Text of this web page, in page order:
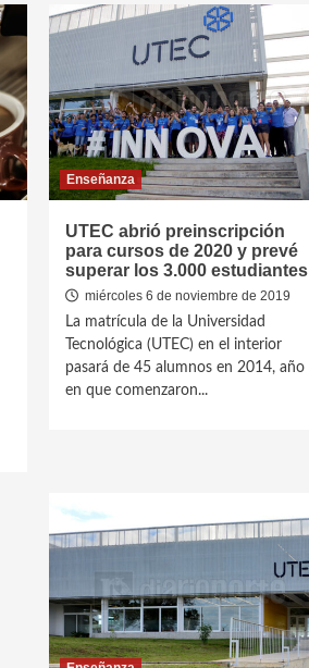
Enseñanza
UTEC abrió preinscripción
para cursos de 2020 y prevé
superar los 3.000 estudiantes
miércoles 6 de noviembre de 2019
La matrícula de la Universidad
Tecnológica (UTEC) en el interior
pasará de 45 alumnos en 2014, año
en que comenzaron...